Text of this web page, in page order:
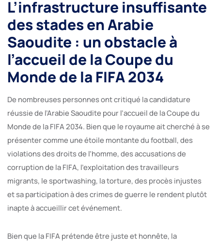
L’infrastructure insuffisante
des stades en Arabie
Saoudite : un obstacle à
l’accueil de la Coupe du
Monde de la FIFA 2034
De nombreuses personnes ont critiqué la candidature
réussie de l’Arabie Saoudite pour l’accueil de la Coupe du
Monde de la FIFA 2034. Bien que le royaume ait cherché à se
présenter comme une étoile montante du football, des
violations des droits de l’homme, des accusations de
corruption de la FIFA, l’exploitation des travailleurs
migrants, le sportwashing, la torture, des procès injustes
et sa participation à des crimes de guerre le rendent plutôt
inapte à accueillir cet événement.
Bien que la FIFA prétende être juste et honnête, la